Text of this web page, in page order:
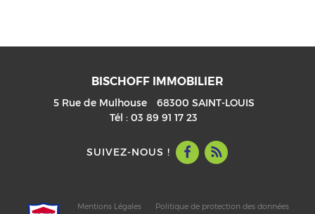
BISCHOFF IMMOBILIER
5 Rue de Mulhouse 68300 SAINT-LOUIS
Tél :03 89 91 17 23
SUIVEZ-NOUS !
Mentions Légales Politique de protection des données